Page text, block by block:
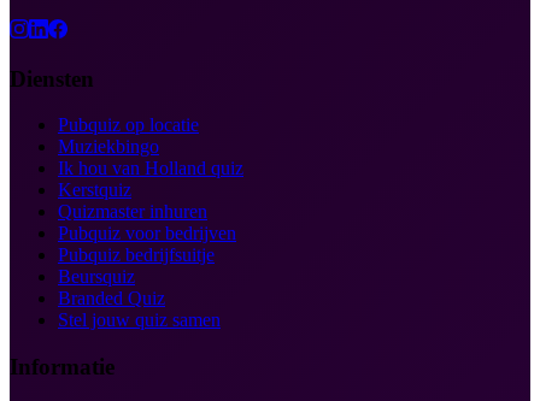
Diensten
Pubquiz op locatie
Muziekbingo
Ik hou van Holland quiz
Kerstquiz
Quizmaster inhuren
Pubquiz voor bedrijven
Pubquiz bedrijfsuitje
Beursquiz
Branded Quiz
Stel jouw quiz samen
Informatie